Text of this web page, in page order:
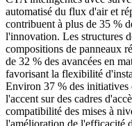
automatisé du flux d'air et
contribuent à plus de 35 %
l'innovation. Les structures
compositions de panneaux
de 32 % des avancées en
favorisant la flexibilité
Environ 37 % des
l'accent sur des cadres
compatibilité des mises à
l'amélioration de l'efficacité